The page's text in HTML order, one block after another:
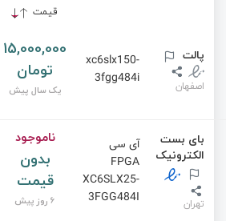
قیمت
پالت
اصفهان
xc6slx150-
3fgg484i
15,000,000
تومان
یک سال پیش
بای بست
الکترونیک
تهران
آی سی
FPGA
XC6SLX25-
3FGG484I
ناموجود
بدون
قیمت
6 روز پیش